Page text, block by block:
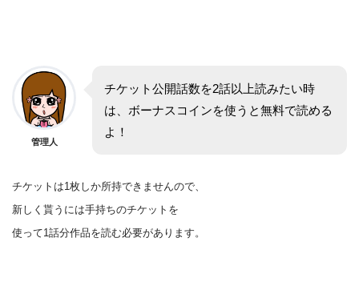
管理人
チケット公開話数を2話以上読みたい時
は、ボーナスコインを使うと無料で読める
よ！
チケットは1枚しか所持できませんので、
新しく貰うには手持ちのチケットを
使って1話分作品を読む必要があります。